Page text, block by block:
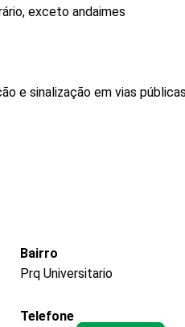
exceto andaimes
e sinalização em vias
Bairro
Prq Universitario
Telefone